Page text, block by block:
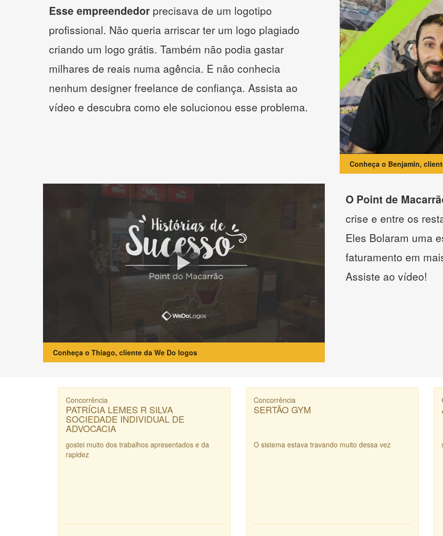
Esse empreendedor precisava de um logotipo
profissional. Não queria arriscar ter um logo plagiado
criando um logo grátis. Também não podia gastar
milhares de reais numa agência. E não conhecia
nenhum designer freelance de confiança. Assista ao
vídeo e descubra como ele solucionou esse problema.
Conheça o Benjamin,
Conheça o Thiago, cliente da We Do logos
O Point de
crise e entre os
Eles Bolaram uma
faturamento em
Assiste ao vídeo!
Concorrência
PATRÍCIA LEMES R SILVA
SOCIEDADE INDIVIDUAL DE
ADVOCACIA
gostei muito dos trabalhos apresentados e da
rapidez
Concorrência
SERTÃO GYM
O sistema estava travando muito dessa vez